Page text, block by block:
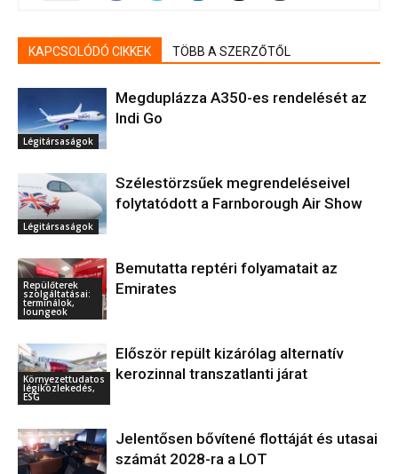
KAPCSOLÓDÓ CIKKEK TÖBB A SZERZŐTŐL
Légitársaságok
Megduplázza A350-es rendelését az
Indi Go
Légitársaságok
Szélestörzsűek megrendeléseivel
folytatódott a Farnborough Air Show
Repülőterek
szolgáltatásai:
terminálok,
loungeok
Bemutatta reptéri folyamatait az
Emirates
Környezettudatos
légiközlekedés,
ESG
Először repült kizárólag alternatív
kerozinnal transzatlanti járat
Jelentősen bővítené flottáját és utasai
számát 2028-ra a LOT